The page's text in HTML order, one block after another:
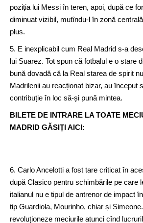
poziția lui Messi în teren, apoi, după ce
diminuat vizibil, mutîndu-l în zonă
plus.
5. E inexplicabil cum Real Madrid s-a
lui Suarez. Tot spun că fotbalul e o stare
bună dovadă că la Real starea de spirit
Madrilenii au reacționat bizar, au început
contribuție în loc să-și pună mintea.
BILETE DE INTRARE LA TOATE
MADRID GĂSIȚI AICI:
6. Carlo Ancelotti a fost tare criticat în
după Clasico pentru schimbările pe care
italianul nu e tipul de antrenor de impact
tip Guardiola, Mourinho, chiar și
revoluționeze meciurile atunci cînd